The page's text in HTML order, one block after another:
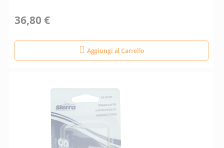
36,80 €
Aggiungi al Carrello